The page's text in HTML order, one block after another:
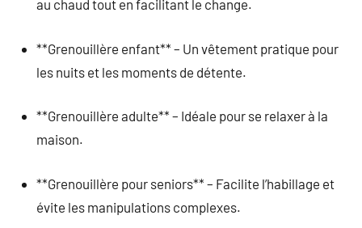
au chaud tout en facilitant le change.
**Grenouillère enfant** – Un vêtement pratique pour
les nuits et les moments de détente.
**Grenouillère adulte** – Idéale pour se relaxer à la
maison.
**Grenouillère pour seniors** – Facilite l’habillage et
évite les manipulations complexes.